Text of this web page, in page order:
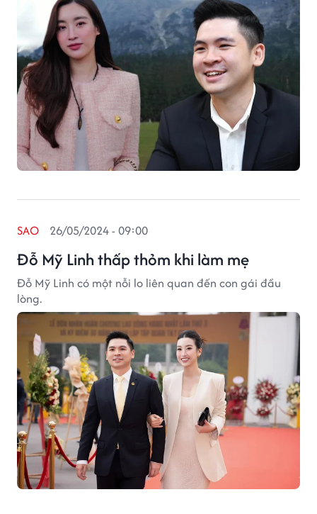
Đỗ Mỹ Linh thấp thỏm khi làm mẹ
SAO 26/05/2024 - 09:00
Đỗ Mỹ Linh có một nỗi lo liên quan đến con gái đầu
lòng.